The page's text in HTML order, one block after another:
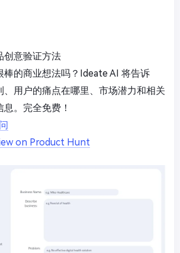
创意验证方法
棒的商业想法吗？Ideate AI 将告诉
、用户的痛点在哪里、市场潜力和相关
。完全免费！
on Product Hunt